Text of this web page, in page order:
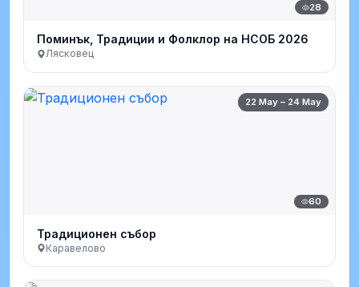
28
Поминък, Традиции и Фолклор на НСОБ 2026
Лясковец
22 May – 24 May
60
Традиционен събор
Каравелово